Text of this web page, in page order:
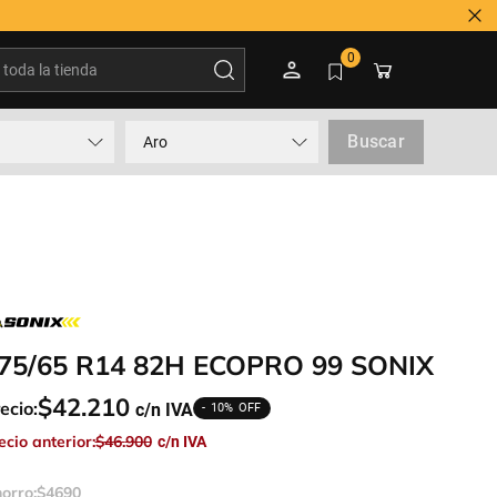
0
Aro Buscar
65 R14 82H ECOPRO 99 SONIX
$42.210 10%
anterior:$46.900
$4690